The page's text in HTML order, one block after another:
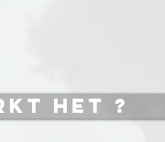
HET ?